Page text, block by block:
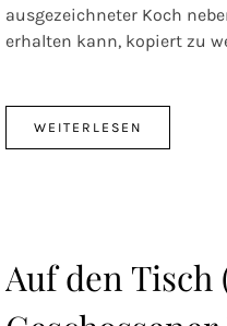
ausgezeichneter Koch
erhalten kann, kopiert zu
WEITERLESEN
Auf den Tisch